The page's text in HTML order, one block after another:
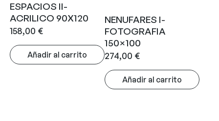
ESPACIOS II-
ACRILICO 90X120
158,00 €
Añadir al carrito
NENUFARES I-
FOTOGRAFIA
150×100
274,00 €
Añadir al carrito